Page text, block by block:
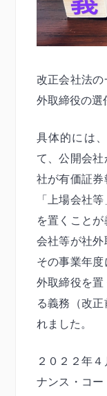
改正会社法
外取締役の選
具体的には
て、公開会
社が有価証券
「上場会社
を置くこと
会社等が社外
その事業年
外取締役を
る義務（改
れました。
２０２２年
ナンス・コ